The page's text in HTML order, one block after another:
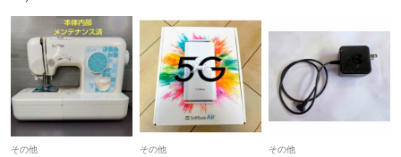
その他 その他 その他